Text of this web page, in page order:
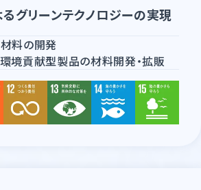
グリーンテクノロジーの実現
料の開発
境貢献型製品の材料開発・拡販